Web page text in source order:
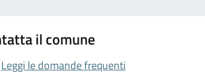
il comune
Leggi le domande frequenti